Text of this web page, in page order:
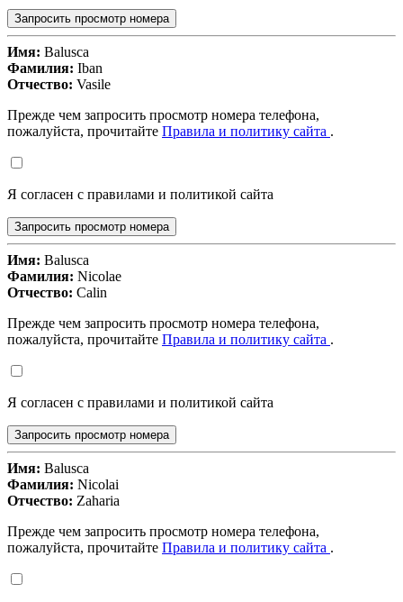
Запросить просмотр номера
Имя: Balusca
Фамилия: Iban
Отчество: Vasile
Прежде чем запросить просмотр номера телефона,
пожалуйста, прочитайте Правила и политику сайта .
Я согласен с правилами и политикой сайта
Запросить просмотр номера
Имя: Balusca
Фамилия: Nicolae
Отчество: Calin
Прежде чем запросить просмотр номера телефона,
пожалуйста, прочитайте Правила и политику сайта .
Я согласен с правилами и политикой сайта
Запросить просмотр номера
Имя: Balusca
Фамилия: Nicolai
Отчество: Zaharia
Прежде чем запросить просмотр номера телефона,
пожалуйста, прочитайте Правила и политику сайта .